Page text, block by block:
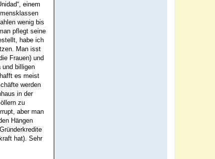
einem
wenig bis
pflegt seine
habe ich
Man isst
Frauen) und
und billigen
es meist
werden
in der
zu
aber man
Hängen
hat). Sehr